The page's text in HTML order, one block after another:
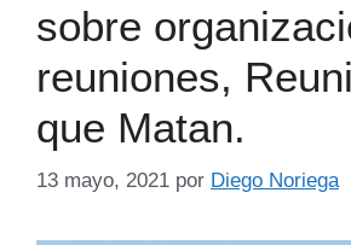
sobre
reuniones,
que Matan.
13 mayo, 2021 por Diego Noriega